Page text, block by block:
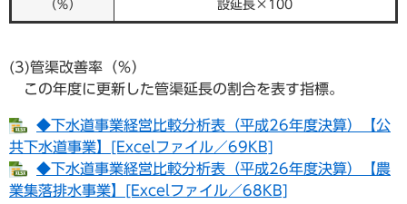
（％）
設延長×100
(3)管渠改善率（％）
この年度に更新した管渠延長の割合を表す指標。
◆下水道事業経営比較分析表（平成26年度決算）【公
共下水道事業】[Excelファイル／69KB]
◆下水道事業経営比較分析表（平成26年度決算）【農
業集落排水事業】[Excelファイル／68KB]